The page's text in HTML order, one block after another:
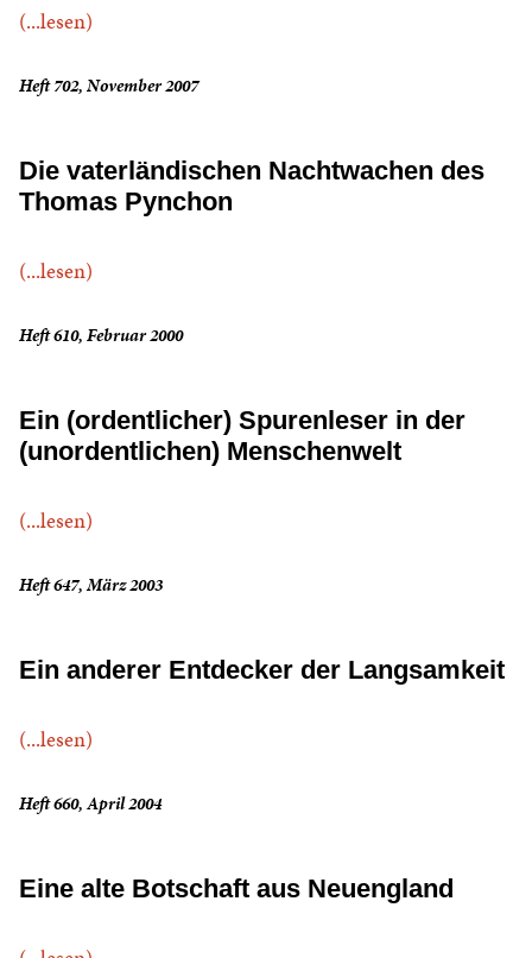
(...lesen)
Heft 702, November 2007
Die vaterländischen Nachtwachen des
Thomas Pynchon
(...lesen)
Heft 610, Februar 2000
Ein (ordentlicher) Spurenleser in der
(unordentlichen) Menschenwelt
(...lesen)
Heft 647, März 2003
Ein anderer Entdecker der Langsamkeit
(...lesen)
Heft 660, April 2004
Eine alte Botschaft aus Neuengland